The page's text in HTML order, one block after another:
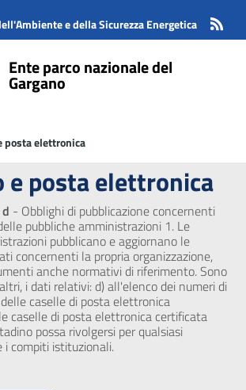
e della Sicurezza Energetica
la navigazione
Ente parco nazionale del
Gargano
posta elettronica
e posta elettronica
- Obblighi di pubblicazione concernenti
pubbliche amministrazioni 1. Le
pubblicano e aggiornano le
concernenti la propria organizzazione,
anche normativi di riferimento. Sono
i dati relativi: d) all'elenco dei numeri di
caselle di posta elettronica
caselle di posta elettronica certificata
possa rivolgersi per qualsiasi
i compiti istituzionali.